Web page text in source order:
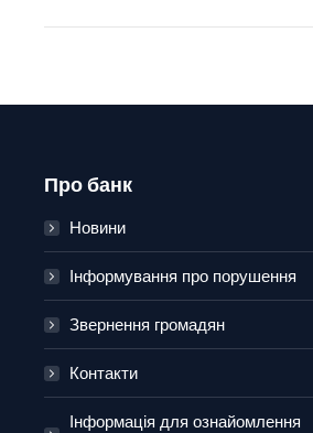
Про банк
Новини
Інформування про порушення
Звернення громадян
Контакти
Інформація для ознайомлення